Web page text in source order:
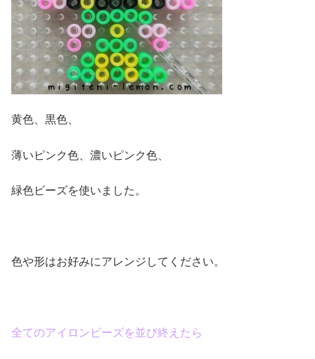
黄色、黒色、
薄いピンク色、濃いピンク色、
緑色ビーズを使いました。
色や形はお好みにアレンジしてください。
全てのアイロンビーズを並び終えたら